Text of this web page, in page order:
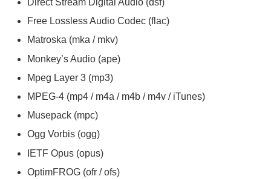
Direct Stream Digital Audio (dsf)
Free Lossless Audio Codec (flac)
Matroska (mka / mkv)
Monkey’s Audio (ape)
Mpeg Layer 3 (mp3)
MPEG-4 (mp4 / m4a / m4b / m4v / iTunes)
Musepack (mpc)
Ogg Vorbis (ogg)
IETF Opus (opus)
OptimFROG (ofr / ofs)